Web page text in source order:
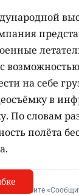
на себе
в
По словам
полёта
и нажмите